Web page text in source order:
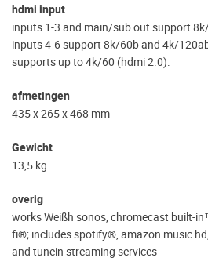
hdmi input
inputs 1-3 and main/sub out support
inputs 4-6 support 8k/60b and 4k/
supports up to 4k/60 (hdmi 2.0).
afmetingen
435 x 265 x 468 mm
Gewicht
13,5 kg
overig
works Weißh sonos, chromecast built-
fi®; includes spotify®, amazon music
and tunein streaming services